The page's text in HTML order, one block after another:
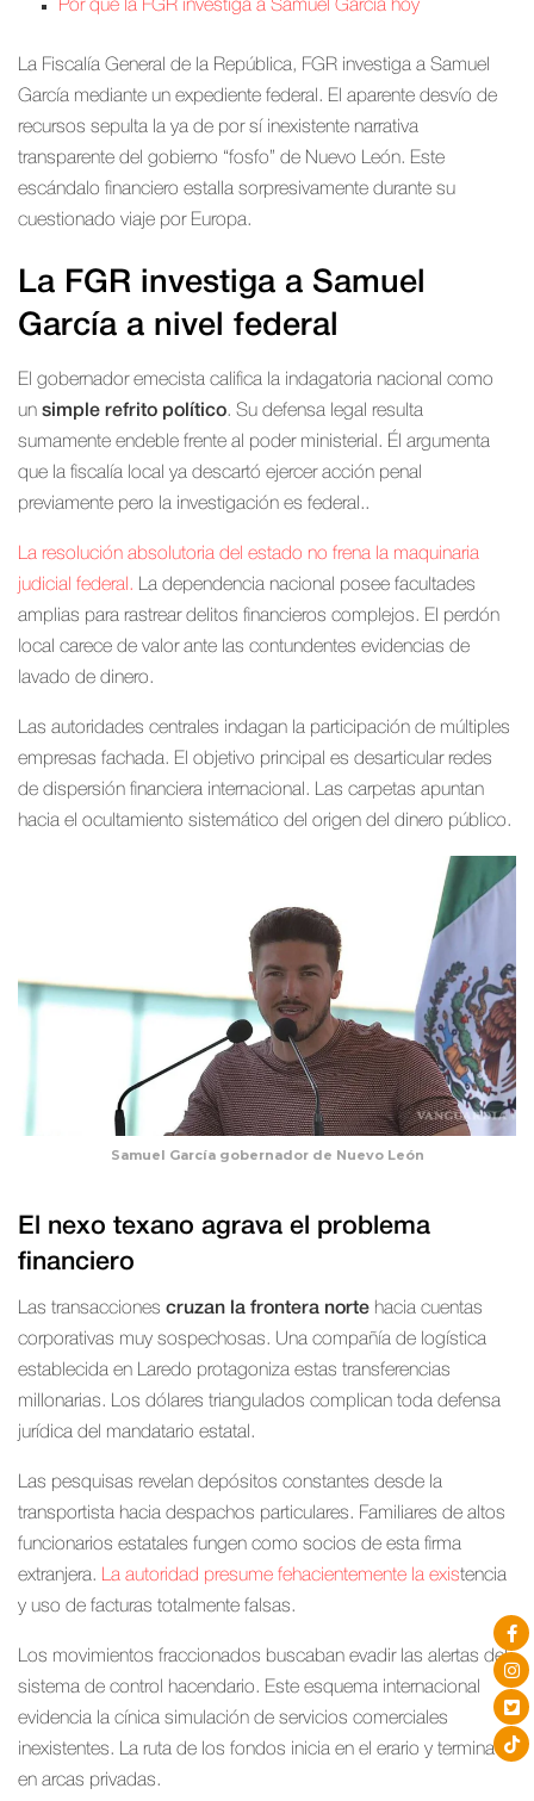
Por qué la FGR investiga a Samuel García hoy
La Fiscalía General de la República, FGR investiga a Samuel
García mediante un expediente federal. El aparente desvío de
recursos sepulta la ya de por sí inexistente narrativa
transparente del gobierno “fosfo” de Nuevo León. Este
escándalo financiero estalla sorpresivamente durante su
cuestionado viaje por Europa.
La FGR investiga a Samuel
García a nivel federal
El gobernador emecista califica la indagatoria nacional como
un simple refrito político. Su defensa legal resulta
sumamente endeble frente al poder ministerial. Él argumenta
que la fiscalía local ya descartó ejercer acción penal
previamente pero la investigación es federal..
La resolución absolutoria del estado no frena la maquinaria
judicial federal. La dependencia nacional posee facultades
amplias para rastrear delitos financieros complejos. El perdón
local carece de valor ante las contundentes evidencias de
lavado de dinero.
Las autoridades centrales indagan la participación de múltiples
empresas fachada. El objetivo principal es desarticular redes
de dispersión financiera internacional. Las carpetas apuntan
hacia el ocultamiento sistemático del origen del dinero público.
Samuel García gobernador de Nuevo León
El nexo texano agrava el problema
financiero
Las transacciones cruzan la frontera norte hacia cuentas
corporativas muy sospechosas. Una compañía de logística
establecida en Laredo protagoniza estas transferencias
millonarias. Los dólares triangulados complican toda defensa
jurídica del mandatario estatal.
Las pesquisas revelan depósitos constantes desde la
transportista hacia despachos particulares. Familiares de altos
funcionarios estatales fungen como socios de esta firma
extranjera. La autoridad presume fehacientemente la existencia
y uso de facturas totalmente falsas.
Los movimientos fraccionados buscaban evadir las alertas del
sistema de control hacendario. Este esquema internacional
evidencia la cínica simulación de servicios comerciales
inexistentes. La ruta de los fondos inicia en el erario y termina
en arcas privadas.